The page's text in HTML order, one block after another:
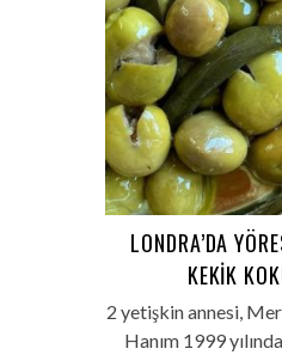
LONDRA’DA
KEKIK
2 yetişkin annesi,
Hanım 1999